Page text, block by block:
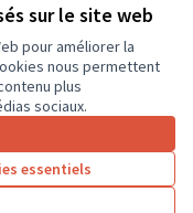
sur le site web
pour améliorer la
nous permettent
plus
sociaux.
essentiels
un...
100